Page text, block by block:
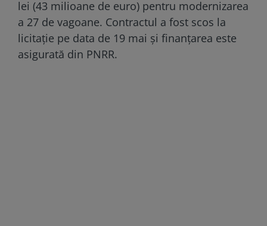
lei (43 milioane de euro) pentru modernizarea
a 27 de vagoane. Contractul a fost scos la
licitație pe data de 19 mai și finanțarea este
asigurată din PNRR.